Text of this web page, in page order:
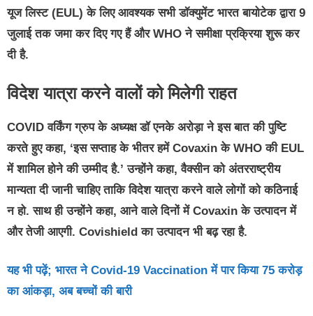
यूज लिस्ट (EUL) के लिए आवश्यक सभी डॉक्युमेंट भारत बायोटेक द्वारा 9
जुलाई तक जमा कर दिए गए हैं और WHO ने समीक्षा प्रक्रिया शुरू कर
दी है.
विदेश यात्रा करने वालों को मिलेगी राहत
COVID वर्किंग ग्रुप के अध्यक्ष डॉ एनके अरोड़ा ने इस बात की पुष्टि
करते हुए कहा, ‘इस सप्ताह के भीतर हमें Covaxin के WHO की EUL
में शामिल होने की उम्मीद है.’ उन्होंने कहा, वैक्सीन को अंतरराष्ट्रीय
मान्यता दी जानी चाहिए ताकि विदेश यात्रा करने वाले लोगों को कठिनाई
न हो. साथ ही उन्होंने कहा, आने वाले दिनों में Covaxin के उत्पादन में
और तेजी आएगी. Covishield का उत्पादन भी बढ़ रहा है.
यह भी पढ़ें; भारत ने Covid-19 Vaccination में पार किया 75 करोड़
का आंकड़ा, अब बच्चों की बारी